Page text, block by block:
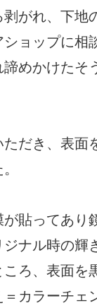
がれ、下地
ョップに相
めかけたそ
だき、表面
貼ってあり
ナル時の輝
ろ、表面を
カラーチェ